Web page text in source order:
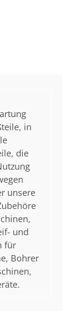
in
die
unsere
und
für
Bohrer